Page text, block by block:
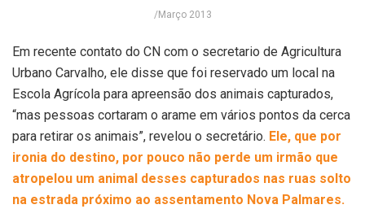
/Março 2013
Em recente contato do CN com o secretario de Agricultura
Urbano Carvalho, ele disse que foi reservado um local na
Escola Agrícola para apreensão dos animais capturados,
“mas pessoas cortaram o arame em vários pontos da cerca
para retirar os animais”, revelou o secretário. Ele, que por
ironia do destino, por pouco não perde um irmão que
atropelou um animal desses capturados nas ruas solto
na estrada próximo ao assentamento Nova Palmares.